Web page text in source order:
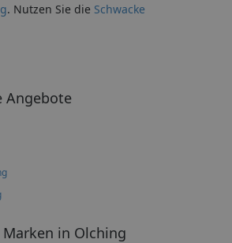
Angebote
in Olching
. Nutzen Sie die Schwacke